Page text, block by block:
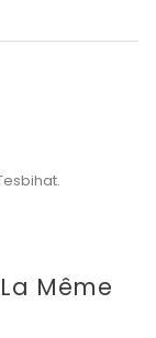
Même